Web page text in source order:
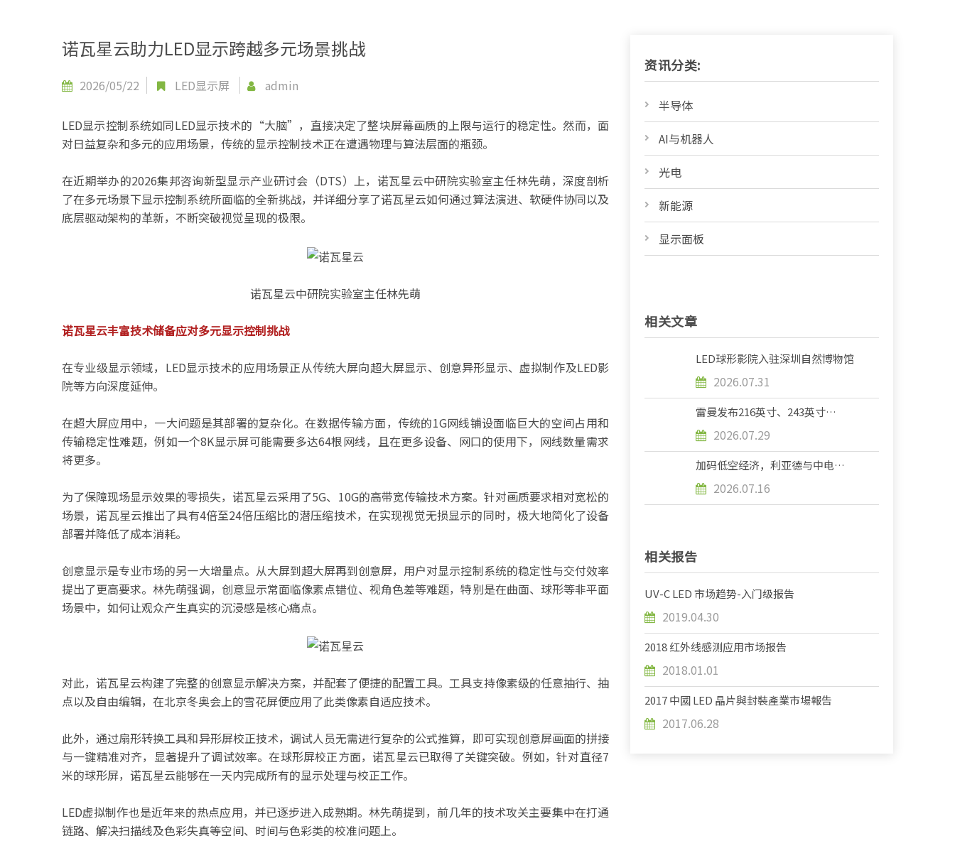
诺瓦星云助力LED显示跨越多元场景挑战
2026/05/22 LED显示屏 admin
LED显示控制系统如同LED显示技术的“大脑”，直接决定了整块屏幕画质的上限与运行的稳定性。然而，面
对日益复杂和多元的应用场景，传统的显示控制技术正在遭遇物理与算法层面的瓶颈。
在近期举办的2026集邦咨询新型显示产业研讨会（DTS）上，诺瓦星云中研院实验室主任林先萌，深度剖析
了在多元场景下显示控制系统所面临的全新挑战，并详细分享了诺瓦星云如何通过算法演进、软硬件协同以及
底层驱动架构的革新，不断突破视觉呈现的极限。
诺瓦星云中研院实验室主任林先萌
诺瓦星云丰富技术储备应对多元显示控制挑战
在专业级显示领域，LED显示技术的应用场景正从传统大屏向超大屏显示、创意异形显示、虚拟制作及LED影
院等方向深度延伸。
在超大屏应用中，一大问题是其部署的复杂化。在数据传输方面，传统的1G网线铺设面临巨大的空间占用和
传输稳定性难题，例如一个8K显示屏可能需要多达64根网线，且在更多设备、网口的使用下，网线数量需求
将更多。
为了保障现场显示效果的零损失，诺瓦星云采用了5G、10G的高带宽传输技术方案。针对画质要求相对宽松的
场景，诺瓦星云推出了具有4倍至24倍压缩比的潜压缩技术，在实现视觉无损显示的同时，极大地简化了设备
部署并降低了成本消耗。
创意显示是专业市场的另一大增量点。从大屏到超大屏再到创意屏，用户对显示控制系统的稳定性与交付效率
提出了更高要求。林先萌强调，创意显示常面临像素点错位、视角色差等难题，特别是在曲面、球形等非平面
场景中，如何让观众产生真实的沉浸感是核心痛点。
对此，诺瓦星云构建了完整的创意显示解决方案，并配套了便捷的配置工具。工具支持像素级的任意抽行、抽
点以及自由编辑，在北京冬奥会上的雪花屏便应用了此类像素自适应技术。
此外，通过扇形转换工具和异形屏校正技术，调试人员无需进行复杂的公式推算，即可实现创意屏画面的拼接
与一键精准对齐，显著提升了调试效率。在球形屏校正方面，诺瓦星云已取得了关键突破。例如，针对直径7
米的球形屏，诺瓦星云能够在一天内完成所有的显示处理与校正工作。
LED虚拟制作也是近年来的热点应用，并已逐步进入成熟期。林先萌提到，前几年的技术攻关主要集中在打通
链路、解决扫描线及色彩失真等空间、时间与色彩类的校准问题上。
资讯分类:
半导体
AI与机器人
光电
新能源
显示面板
相关文章
LED球形影院入驻深圳自然博物馆
2026.07.31
雷曼发布216英寸、243英寸
“整面墙”时代
2026.07.29
加码低空经济，利亚德与中电科二
2026.07.16
相关报告
UV-C LED 市场趋势-入门级报告
2019.04.30
2018 红外线感测应用市场报告
2018.01.01
2017 中國 LED 晶片與封裝產業市場報告
2017.06.28